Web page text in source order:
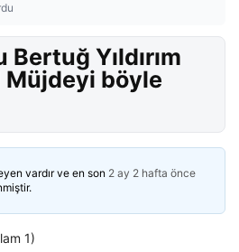
Yıldırım
böyle
vardır ve en son 2 ay 2 hafta önce
1)